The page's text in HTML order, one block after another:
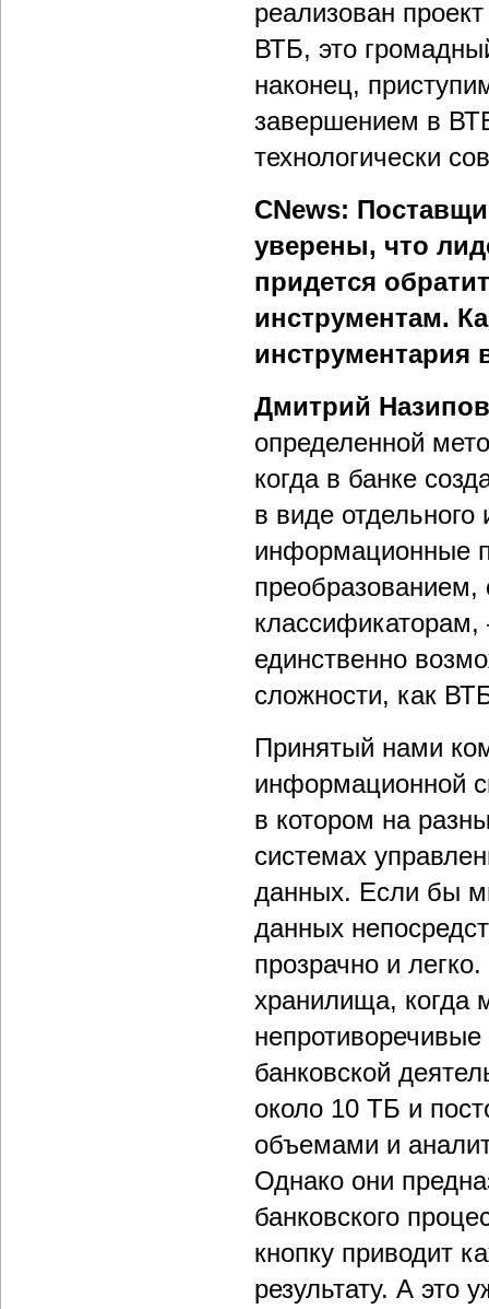
реализован
ВТБ, это
наконец,
завершением в
технологически
CNews:
уверены, что
придется
инструментам.
инструментария
Дмитрий
определенной
когда в банке
в виде
информационные
преобразованием,
классификаторам,
единственно
сложности, как
Принятый нами
информационной
в котором на
системах
данных. Если бы
данных
прозрачно и
хранилища, когда
банковской
около 10 ТБ и
объемами и
Однако они
банковского
кнопку приводит
результату. А это